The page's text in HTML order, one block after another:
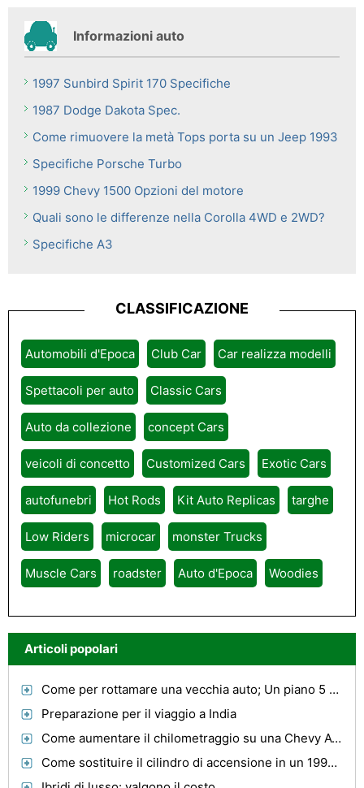
Informazioni auto
1997 Sunbird Spirit 170 Specifiche
1987 Dodge Dakota Spec.
Come rimuovere la metà Tops porta su un Jeep 1993
Specifiche Porsche Turbo
1999 Chevy 1500 Opzioni del motore
Quali sono le differenze nella Corolla 4WD e 2WD?
Specifiche A3
CLASSIFICAZIONE
Automobili d'Epoca Club Car Car realizza modelli
Spettacoli per auto Classic Cars
Auto da collezione concept Cars
veicoli di concetto Customized Cars Exotic Cars
autofunebri Hot Rods Kit Auto Replicas targhe
Low Riders microcar monster Trucks
Muscle Cars roadster Auto d'Epoca Woodies
Articoli popolari
Come per rottamare una vecchia auto; Un piano 5 Point
Preparazione per il viaggio a India
Come aumentare il chilometraggio su una Chevy Avalanche 2006
Come sostituire il cilindro di accensione in un 1993 Ford Econoline